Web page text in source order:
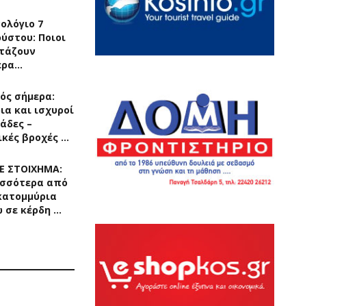
7
Ποιοι
σήμερα:
και ισχυροί
–
βροχές …
ΣΤΟΙΧΗΜΑ:
από
σε κέρδη …